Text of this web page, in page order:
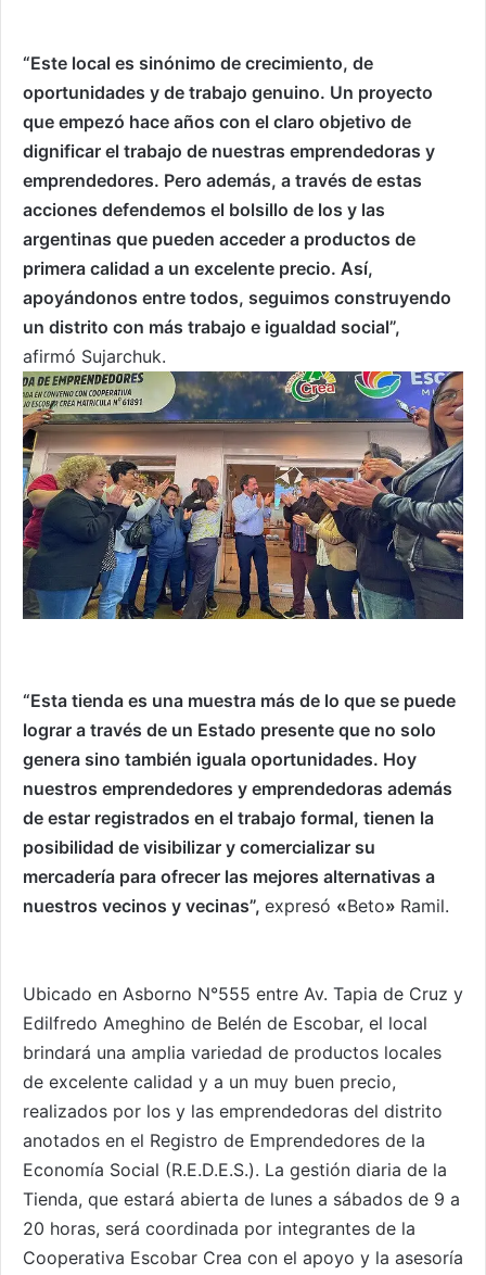
“Este local es sinónimo de crecimiento, de
oportunidades y de trabajo genuino. Un proyecto
que empezó hace años con el claro objetivo de
dignificar el trabajo de nuestras emprendedoras y
emprendedores. Pero además, a través de estas
acciones defendemos el bolsillo de los y las
argentinas que pueden acceder a productos de
primera calidad a un excelente precio. Así,
apoyándonos entre todos, seguimos construyendo
un distrito con más trabajo e igualdad social”,
afirmó Sujarchuk.
“Esta tienda es una muestra más de lo que se puede
lograr a través de un Estado presente que no solo
genera sino también iguala oportunidades. Hoy
nuestros emprendedores y emprendedoras además
de estar registrados en el trabajo formal, tienen la
posibilidad de visibilizar y comercializar su
mercadería para ofrecer las mejores alternativas a
nuestros vecinos y vecinas”, expresó «Beto» Ramil.
Ubicado en Asborno N°555 entre Av. Tapia de Cruz y
Edilfredo Ameghino de Belén de Escobar, el local
brindará una amplia variedad de productos locales
de excelente calidad y a un muy buen precio,
realizados por los y las emprendedoras del distrito
anotados en el Registro de Emprendedores de la
Economía Social (R.E.D.E.S.). La gestión diaria de la
Tienda, que estará abierta de lunes a sábados de 9 a
20 horas, será coordinada por integrantes de la
Cooperativa Escobar Crea con el apoyo y la asesoría